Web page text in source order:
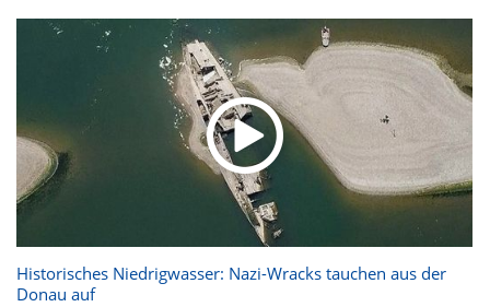
Historisches Niedrigwasser: Nazi-Wracks tauchen aus der
Donau auf